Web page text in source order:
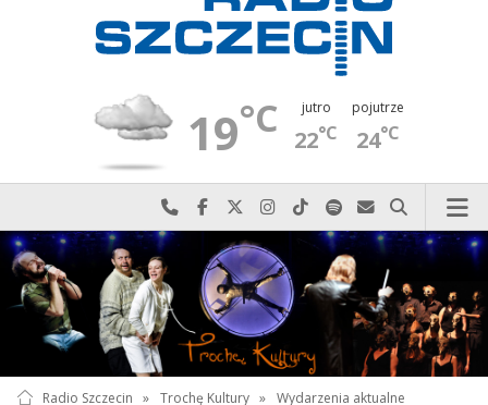
19°C jutro
22°C
pojutrze
24°C
Najlepiej po prostu do nas zadzwoń
Odwiedź nas na Facebook-u
Odwiedź nas na X
Odwiedź nas na Instagram-ie
Odwiedź nas na TikTok-u
Szukaj nas na Spotify
Wyślij do nas
Szukaj
Radio Szczecin » Trochę Kultury » Wydarzenia aktualne